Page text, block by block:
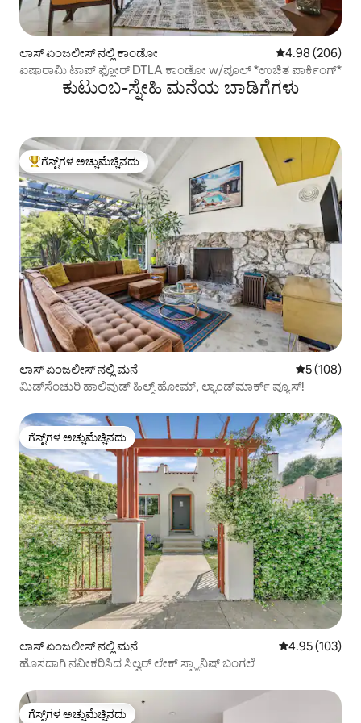
ಲಾಸ್ ಏಂಜಲೀಸ್ ನಲ್ಲಿ ಕಾಂಡೋ 5 ರಲ್ಲಿ 4.98
4.98 (206)
ಐಷಾರಾಮಿ ಟಾಪ್ ಫ್ಲೋರ್ DTLA ಕಾಂಡೋ w/ಪೂಲ್ *ಉಚಿತ ಪಾರ್ಕಿಂಗ್*
ಕುಟುಂಬ-ಸ್ನೇಹಿ ಮನೆಯ ಬಾಡಿಗೆಗಳು
ಗೆಸ್ಟ್‌ಗಳಿಗೆ ಅತಿ ಹೆಚ್ಚು ಅಚ್ಚುಮೆಚ್ಚಿನದು
ಗೆಸ್ಟ್‌ಗಳ ಅಚ್ಚುಮೆಚ್ಚಿನದು
ಲಾಸ್ ಏಂಜಲೀಸ್ ನಲ್ಲಿ ಮನೆ 5 ರಲ್ಲಿ 5
5 (108)
ಮಿಡ್‌ಸೆಂಚುರಿ ಹಾಲಿವುಡ್ ಹಿಲ್ಸ್ ಹೋಮ್, ಲ್ಯಾಂಡ್‌ಮಾರ್ಕ್ ವ್ಯೂಸ್!
ಗೆಸ್ಟ್‌ಗಳ ಅಚ್ಚುಮೆಚ್ಚಿನದು
ಗೆಸ್ಟ್‌ಗಳ ಅಚ್ಚುಮೆಚ್ಚಿನದು
ಲಾಸ್ ಏಂಜಲೀಸ್ ನಲ್ಲಿ ಮನೆ 5 ರಲ್ಲಿ 4.95
4.95 (103)
ಹೊಸದಾಗಿ ನವೀಕರಿಸಿದ ಸಿಲ್ವರ್ ಲೇಕ್ ಸ್ಪ್ಯಾನಿಷ್ ಬಂಗಲೆ
ಗೆಸ್ಟ್‌ಗಳ ಅಚ್ಚುಮೆಚ್ಚಿನದು